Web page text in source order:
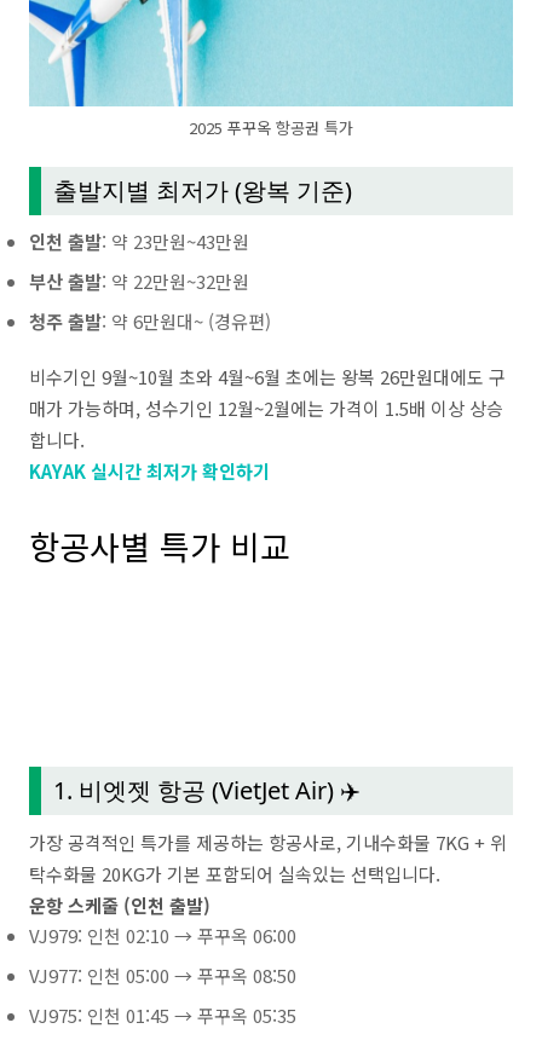
2025 푸꾸옥 항공권 특가
출발지별 최저가 (왕복 기준)
인천 출발: 약 23만원~43만원
부산 출발: 약 22만원~32만원
청주 출발: 약 6만원대~ (경유편)
비수기인 9월~10월 초와 4월~6월 초에는 왕복 26만원대에도 구
매가 가능하며, 성수기인 12월~2월에는 가격이 1.5배 이상 상승
합니다.
KAYAK 실시간 최저가 확인하기
항공사별 특가 비교
1. 비엣젯 항공 (VietJet Air) ✈️
가장 공격적인 특가를 제공하는 항공사로, 기내수화물 7KG + 위
탁수화물 20KG가 기본 포함되어 실속있는 선택입니다.
운항 스케줄 (인천 출발)
VJ979: 인천 02:10 → 푸꾸옥 06:00
VJ977: 인천 05:00 → 푸꾸옥 08:50
VJ975: 인천 01:45 → 푸꾸옥 05:35